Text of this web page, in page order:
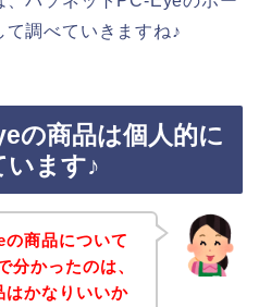
て調べていきますね♪
の商品は個人的に
います♪
商品について
分かったのは、
かなりいいか